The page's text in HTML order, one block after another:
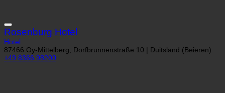
Rosenburg Hotel
Hotel
87466 Oy-Mittelberg, Dorfbrunnenstraße 10 | Duitsland (Beieren)
+49 8366 98200